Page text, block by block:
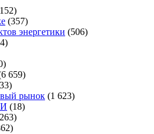
(357)
энергетики (506)
659)
рынок (1 623)
(18)